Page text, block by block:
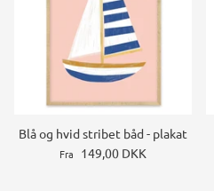
Blå og hvid stribet båd - plakat
Fra 149,00 DKK